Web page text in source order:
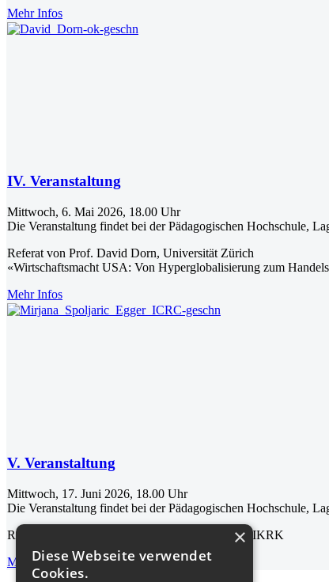
Mehr Infos
IV. Veranstaltung
Mittwoch, 6. Mai 2026, 18.00 Uhr
Die Veranstaltung findet bei der Pädagogischen Hochschule,
Referat von Prof. David Dorn, Universität Zürich
«Wirtschaftsmacht USA: Von Hyperglobalisierung zum
Mehr Infos
V. Veranstaltung
Mittwoch, 17. Juni 2026, 18.00 Uhr
Die Veranstaltung findet bei der Pädagogischen Hochschule,
Referat von Mirjana Spoljaric Egger, Präsidentin IKRK
Mehr Infos
×
Diese Webseite verwendet
Cookies.